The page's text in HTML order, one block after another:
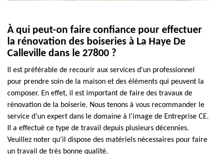
À qui peut-on faire confiance pour effectuer
la rénovation des boiseries à La Haye De
Calleville dans le 27800 ?
Il est préférable de recourir aux services d'un professionnel
pour prendre soin de la maison et des éléments qui peuvent la
composer. En effet, il est important de faire des travaux de
rénovation de la boiserie. Nous tenons à vous recommander le
service d'un expert dans le domaine à l'image de Entreprise CE.
Il a effectué ce type de travail depuis plusieurs décennies.
Veuillez noter qu'il dispose des matériels nécessaires pour faire
un travail de très bonne qualité.